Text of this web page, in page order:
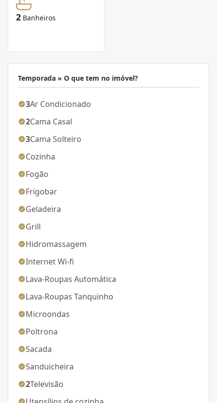
2 Banheiros
Temporada » O que tem no imóvel?
3Ar Condicionado
2Cama Casal
3Cama Solteiro
Cozinha
Fogão
Frigobar
Geladeira
Grill
Hidromassagem
Internet Wi-fi
Lava-Roupas Automática
Lava-Roupas Tanquinho
Microondas
Poltrona
Sacada
Sanduicheira
2Televisão